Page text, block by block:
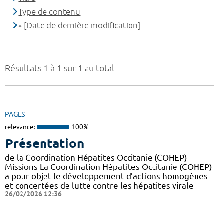
Résultats 1 à 1 sur 1 au total
PAGES
relevance: 100%
Présentation
de la Coordination Hépatites Occitanie (COHEP)
Missions La Coordination Hépatites Occitanie (COHEP)
a pour objet le développement d’actions homogènes
et concertées de lutte contre les hépatites virale
26/02/2026 12:36
Type de contenu
[Date de dernière modification]